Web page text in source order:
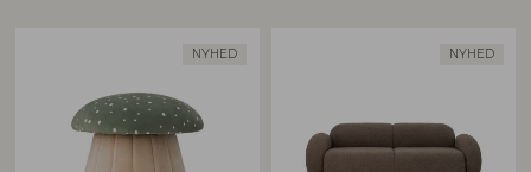
NYHED NYHED